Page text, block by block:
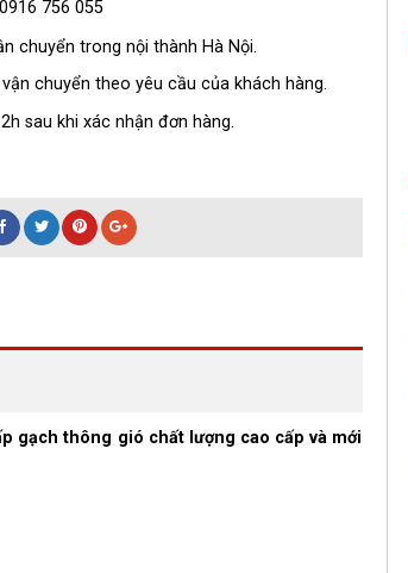
756 055
chuyển trong nội thành Hà Nội.
chuyển theo yêu cầu của khách hàng.
sau khi xác nhận đơn hàng.
gạch thông gió chất lượng cao cấp và mới